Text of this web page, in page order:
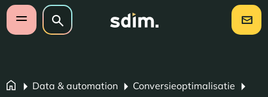
Navigatie overslaan
Open mobiel menu
Zoeken op website
Zoeken
Data & automation
Conversieoptimalisatie